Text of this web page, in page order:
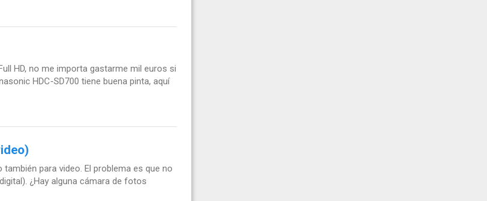
HD, no me importa gastarme mil euros si
HDC-SD700 tiene buena pinta, aquí
para video. El problema es que no
¿Hay alguna cámara de fotos